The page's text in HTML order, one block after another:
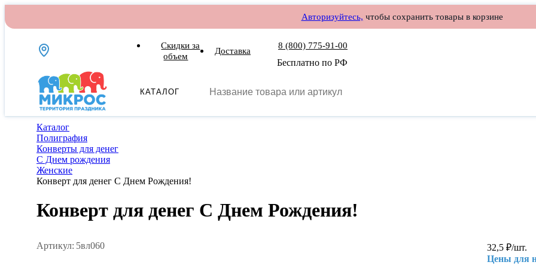
Авторизуйтесь, чтобы сохранить товары в корзине
Скидки за
объем
Доставка
8 (800) 775-91-00
Бесплатно по РФ
КАТАЛОГ
Каталог
Полиграфия
Конверты для денег
С Днем рождения
Женские
Конверт для денег С Днем Рождения!
Конверт для денег С Днем Рождения!
Артикул: 5вл060 32,5₽/шт.
Цены для